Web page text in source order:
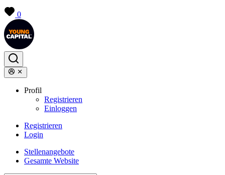
0
Profil
Registrieren
Einloggen
Registrieren
Login
Stellenangebote
Gesamte Website